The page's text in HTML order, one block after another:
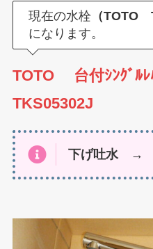
現在の水栓 （TOTO
になります。
TOTO 台付ｼﾝｸﾞ
TKS05302J
下げ吐水 →